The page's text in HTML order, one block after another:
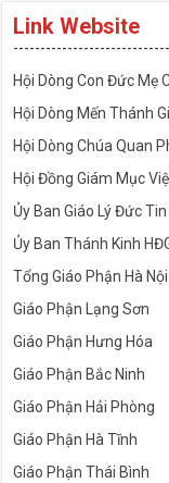
Link Website
Hội Dòng Con Đức Mẹ
Hội Dòng Mến Thánh
Hội Dòng Chúa Quan
Hội Đồng Giám Mục
Ủy Ban Giáo Lý Đức Tin
Ủy Ban Thánh Kinh
Tổng Giáo Phận Hà Nội
Giáo Phận Lạng Sơn
Giáo Phận Hưng Hóa
Giáo Phận Bắc Ninh
Giáo Phận Hải Phòng
Giáo Phận Hà Tĩnh
Giáo Phận Thái Bình